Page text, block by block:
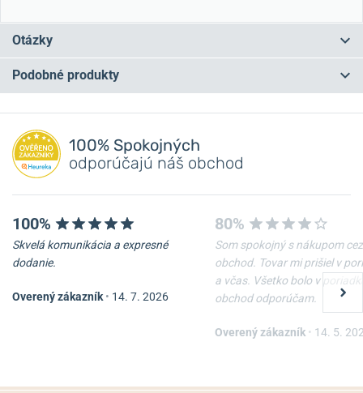
Otázky
Máte otázku? Zanechajte nám komentár
Pridať dotaz
Podobné produkty
Remienok Hirsch Liberty -
Oceľový ťah Wenger
100% Spokojných
odporúčajú náš obchod
100%
Skvelá komunikácia a expresné
dodanie.
Overený zákazník • 14. 7. 2026
80%
Som spokojný s nákupom cez
obchod. Tovar mi prišiel v
a včas. Všetko bolo v
obchod odporúčam.
Overený zákazník • 14. 5.